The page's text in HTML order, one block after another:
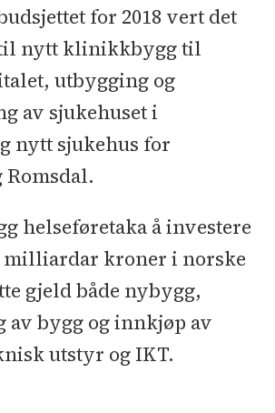
for 2018 vert det
nytt klinikkbygg til
utbygging og
av sjukehuset i
nytt sjukehus for
helseføretaka å investere
milliardar kroner i norske
gjeld både nybygg,
av bygg og innkjøp av
utstyr og IKT.